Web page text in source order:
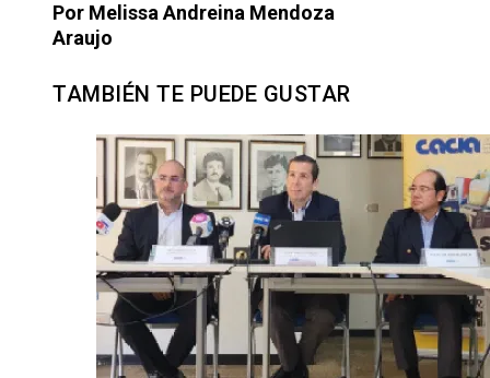
Por Melissa Andreina Mendoza
Araujo
TAMBIÉN TE PUEDE GUSTAR